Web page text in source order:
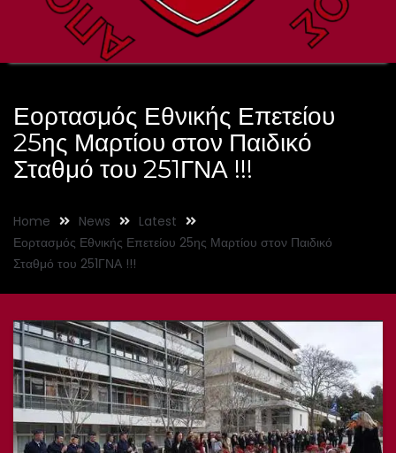
Εορτασμός Εθνικής Επετείου
25ης Μαρτίου στον Παιδικό
Σταθμό του 251ΓΝΑ !!!
Home News
Latest
Εορτασμός Εθνικής Επετείου 25ης Μαρτίου στον Παιδικό
Σταθμό του 251ΓΝΑ !!!